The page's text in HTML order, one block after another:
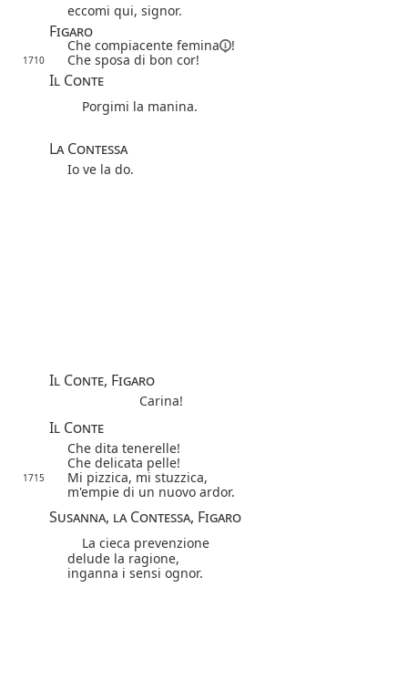
eccomi qui, signor.
Figaro
Che compiacente femina !
1710 Che sposa di bon cor!
Il Conte
Porgimi la manina.
La Contessa
Io ve la do.
Il Conte, Figaro
Carina!
Il Conte
Che dita tenerelle!
Che delicata pelle!
1715
Mi pizzica, mi stuzzica,
m'empie di un nuovo ardor.
Susanna, la Contessa, Figaro
La cieca prevenzione
delude la ragione,
inganna i sensi ognor.